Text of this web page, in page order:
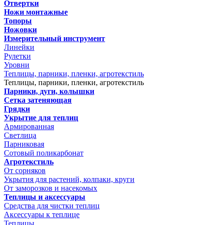
Отвертки
Ножи монтажные
Топоры
Ножовки
Измерительный инструмент
Линейки
Рулетки
Уровни
Теплицы, парники, пленки, агротекстиль
Теплицы, парники, пленки, агротекстиль
Парники, дуги, колышки
Сетка затеняющая
Грядки
Укрытие для теплиц
Армированная
Светлица
Парниковая
Сотовый поликарбонат
Агротекстиль
От сорняков
Укрытия для растений, колпаки, круги
От заморозков и насекомых
Теплицы и аксессуары
Средства для чистки теплиц
Аксессуары к теплице
Теплицы